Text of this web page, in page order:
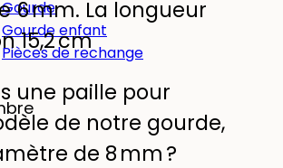
Gourde
Gourde enfant
Pièces de rechange
6 mm. La longueur
15,2 cm
une paille pour
de notre gourde,
de 8 mm ?